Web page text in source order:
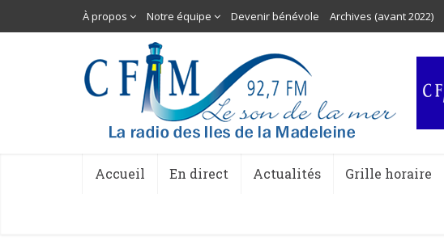
À propos Notre équipe Devenir bénévole Archives (avant 2022)
Accueil En direct Actualités Grille horaire